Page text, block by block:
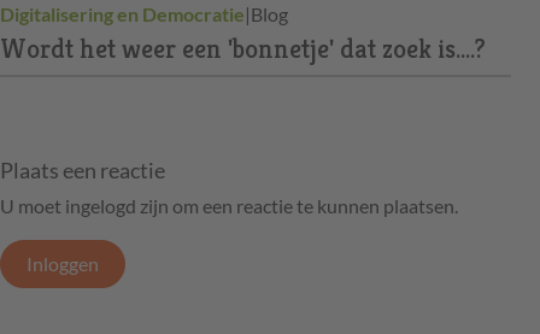
Digitalisering en Democratie|Blog
Wordt het weer een 'bonnetje' dat zoek is....?
Plaats een reactie
U moet ingelogd zijn om een reactie te kunnen plaatsen.
Inloggen